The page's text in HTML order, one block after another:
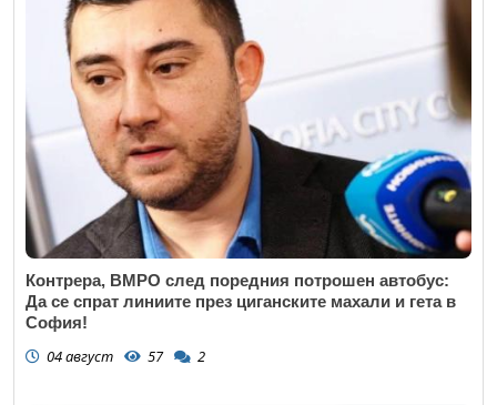
Контрера, ВМРО след поредния потрошен автобус:
Да се спрат линиите през циганските махали и гета в
София!
04 август 57 2